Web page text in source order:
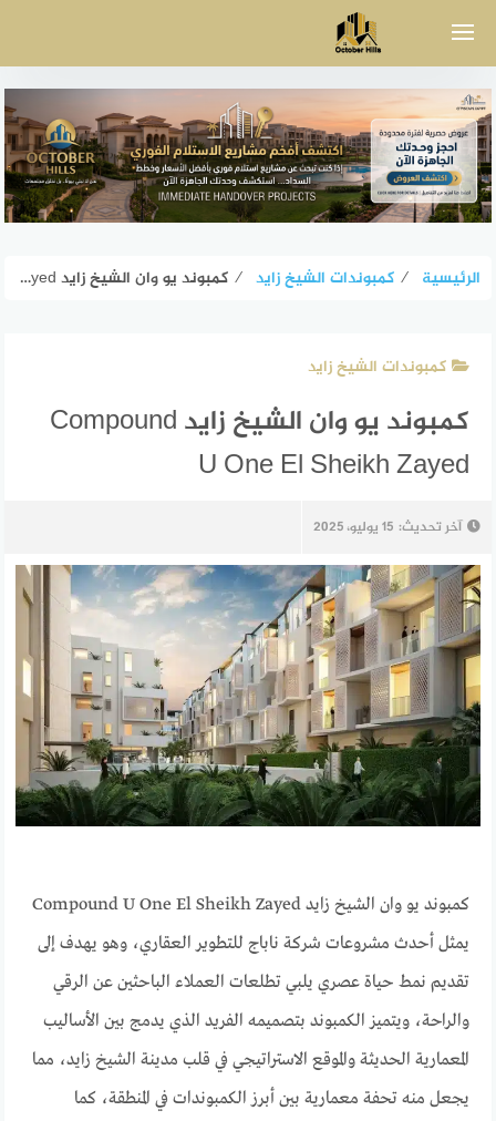
الرئيسية ⁄ كمبوندات الشيخ زايد ⁄ كمبوند يو وان الشيخ زايد Compound U One El Sheikh Zayed
كمبوندات الشيخ زايد
كمبوند يو وان الشيخ زايد Compound
U One El Sheikh Zayed
آخر تحديث: 15 يوليو، 2025
كمبوند يو وان الشيخ زايد Compound U One El Sheikh Zayed
يمثل أحدث مشروعات شركة ناباج للتطوير العقاري، وهو يهدف إلى
تقديم نمط حياة عصري يلبي تطلعات العملاء الباحثين عن الرقي
والراحة، ويتميز الكمبوند بتصميمه الفريد الذي يدمج بين الأساليب
المعمارية الحديثة والموقع الاستراتيجي في قلب مدينة الشيخ زايد، مما
يجعل منه تحفة معمارية بين أبرز الكمبوندات في المنطقة، كما